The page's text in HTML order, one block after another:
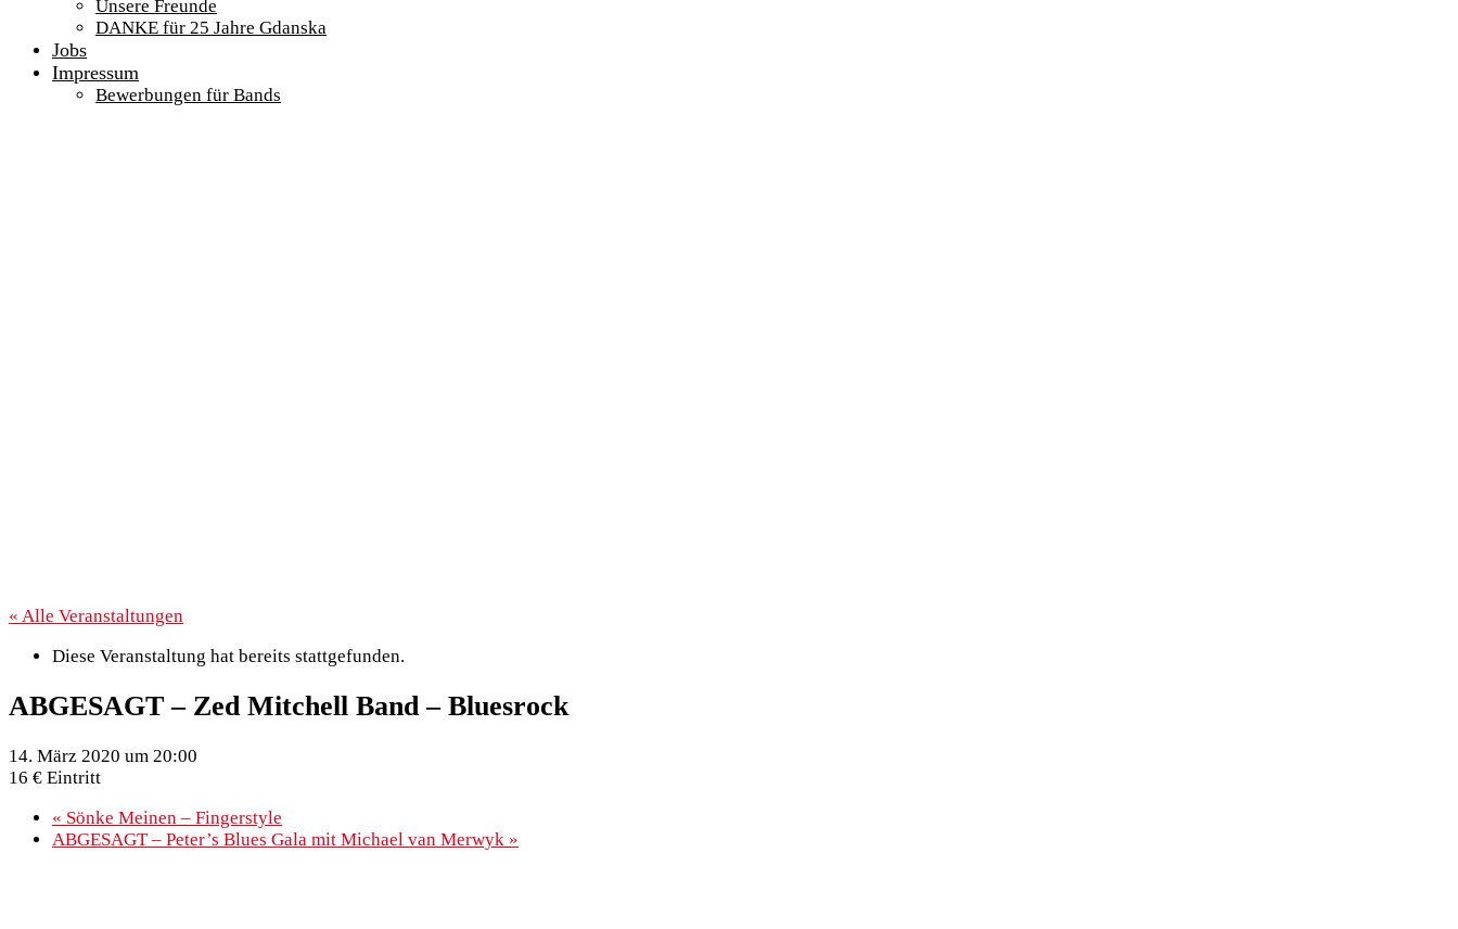
Unsere Freunde
DANKE für 25 Jahre Gdanska
Jobs
Impressum
Bewerbungen für Bands
« Alle Veranstaltungen
Diese Veranstaltung hat bereits stattgefunden.
ABGESAGT – Zed Mitchell Band – Bluesrock
14. März 2020 um 20:00
16 € Eintritt
« Sönke Meinen – Fingerstyle
ABGESAGT – Peter’s Blues Gala mit Michael van Merwyk »